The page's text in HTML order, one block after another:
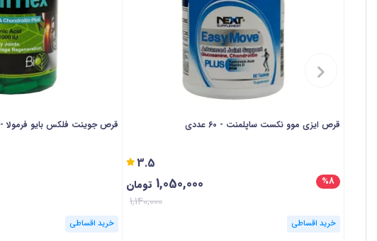
قرص ایزی موو نکست ساپلمنت - 60 عددی
3.5
%8
1,050,000 تومان
1,140,000
خرید اقساطی
قرص جوینت فلکس بایو فرمولا - 60 عددی
خرید اقساطی